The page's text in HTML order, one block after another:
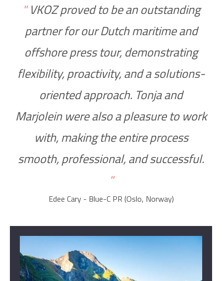
"VKOZ proved to be an outstanding
partner for our Dutch maritime and
offshore press tour, demonstrating
flexibility, proactivity, and a solutions-
oriented approach. Tonja and
Marjolein were also a pleasure to work
with, making the entire process
smooth, professional, and successful.
"
Edee Cary - Blue-C PR (Oslo, Norway)